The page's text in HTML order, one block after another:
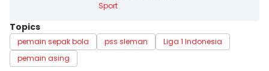
Sport
Topics
pemain sepak bola pss sleman
Liga 1 Indonesia
pemain asing